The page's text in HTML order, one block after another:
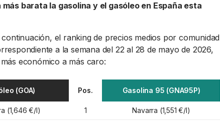
más barata la gasolina y el gasóleo en España esta
continuación, el ranking de precios medios por comunidad
a la semana del 22 al 28 de mayo de 2026,
económico a más caro:
(GOA) Pos. Gasolina 95 (GNA95P)
(1,646 €/l) 1 Navarra (1,551 €/l)